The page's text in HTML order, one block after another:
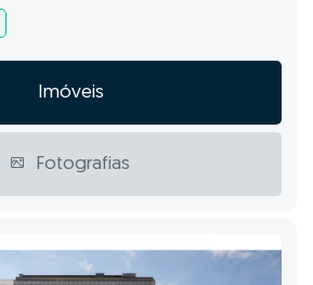
Imóveis
Fotografias